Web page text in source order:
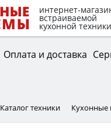
интернет-
встраиваемой
кухонной техники
Оплата и доставка
Каталог техники Кухонные